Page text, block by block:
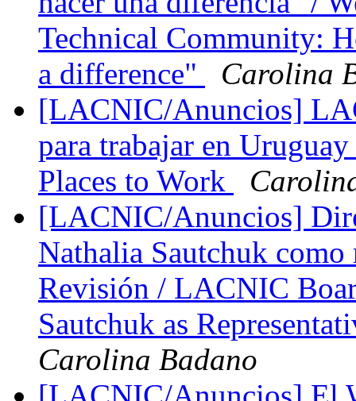
Technical Community:
a difference"
Carolina
[LACNIC/Anuncios]
para trabajar en
Places to Work
[LACNIC/Anuncios]
Nathalia Sautchuk como
Revisión / LACNIC
Sautchuk as
Carolina Badano